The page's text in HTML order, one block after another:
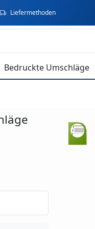
Liefermethoden
Bedruckte Umschläge